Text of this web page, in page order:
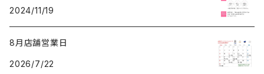
2024/11/19
8月店舗営業日
2026/7/22